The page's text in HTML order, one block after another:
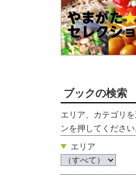
ブックの検索
エリア、カテゴリ
ンを押してください
エリア